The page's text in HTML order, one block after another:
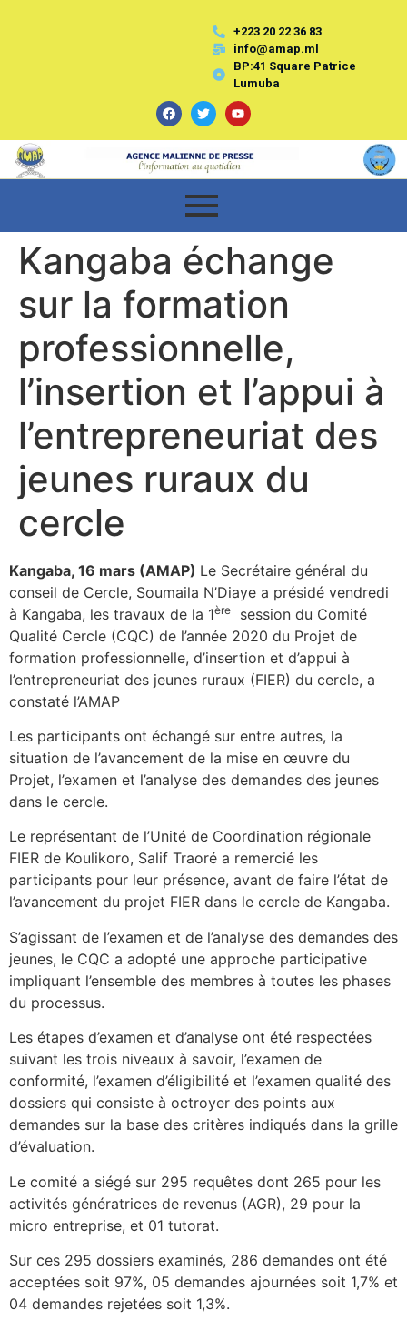
+223 20 22 36 83
info@amap.ml
BP:41 Square Patrice
Lumuba
Kangaba échange
sur la formation
professionnelle,
l’insertion et l’appui à
l’entrepreneuriat des
jeunes ruraux du
cercle
Kangaba, 16 mars (AMAP) Le Secrétaire général du
conseil de Cercle, Soumaila N’Diaye a présidé vendredi
à Kangaba, les travaux de la 1ère
session du Comité
Qualité Cercle (CQC) de l’année 2020 du Projet de
formation professionnelle, d’insertion et d’appui à
l’entrepreneuriat des jeunes ruraux (FIER) du cercle, a
constaté l’AMAP
Les participants ont échangé sur entre autres, la
situation de l’avancement de la mise en œuvre du
Projet, l’examen et l’analyse des demandes des jeunes
dans le cercle.
Le représentant de l’Unité de Coordination régionale
FIER de Koulikoro, Salif Traoré a remercié les
participants pour leur présence, avant de faire l’état de
l’avancement du projet FIER dans le cercle de Kangaba.
S’agissant de l’examen et de l’analyse des demandes des
jeunes, le CQC a adopté une approche participative
impliquant l’ensemble des membres à toutes les phases
du processus.
Les étapes d’examen et d’analyse ont été respectées
suivant les trois niveaux à savoir, l’examen de
conformité, l’examen d’éligibilité et l’examen qualité des
dossiers qui consiste à octroyer des points aux
demandes sur la base des critères indiqués dans la grille
d’évaluation.
Le comité a siégé sur 295 requêtes dont 265 pour les
activités génératrices de revenus (AGR), 29 pour la
micro entreprise, et 01 tutorat.
Sur ces 295 dossiers examinés, 286 demandes ont été
acceptées soit 97%, 05 demandes ajournées soit 1,7% et
04 demandes rejetées soit 1,3%.